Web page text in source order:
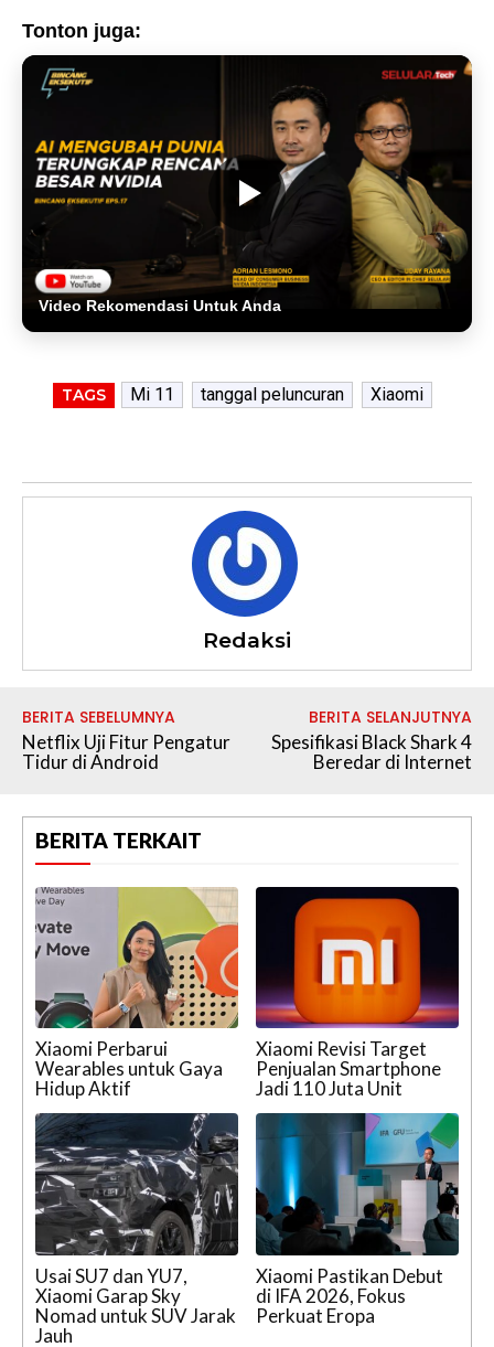
Tonton juga:
Video Rekomendasi Untuk Anda
TAGS Mi 11 tanggal peluncuran Xiaomi
Redaksi
BERITA SEBELUMNYA
Netflix Uji Fitur Pengatur
Tidur di Android
BERITA SELANJUTNYA
Spesifikasi Black Shark 4
Beredar di Internet
BERITA TERKAIT
Xiaomi Perbarui
Wearables untuk Gaya
Hidup Aktif
Xiaomi Revisi Target
Penjualan Smartphone
Jadi 110 Juta Unit
Usai SU7 dan YU7,
Xiaomi Garap Sky
Nomad untuk SUV Jarak
Jauh
Xiaomi Pastikan Debut
di IFA 2026, Fokus
Perkuat Eropa